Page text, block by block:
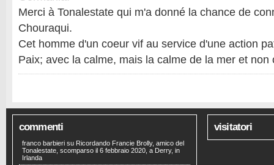
Merci à Tonalestate qui m'a donné la chance de
Chouraqui.
Cet homme d'un coeur vif au service d'une action
Paix; avec la calme, mais la calme de la mer et
commenti
franco barbieri su Ricordando Francie Brolly, amico del
Tonalestate, scomparso il 6 febbraio 2020, a Derry, in
Irlanda
visitatori